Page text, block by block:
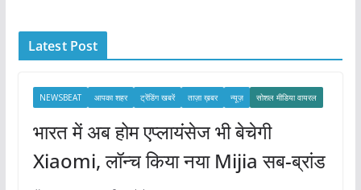
e
Latest Post
NEWSBEAT आपका शहर ट्रेंडिंग खबरें ताज़ा ख़बर न्यूज़ सोशल मीडिया वायरल
भारत में अब होम एप्लायंसेज भी बेचेगी
Xiaomi, लॉन्च किया नया Mijia सब-ब्रांड